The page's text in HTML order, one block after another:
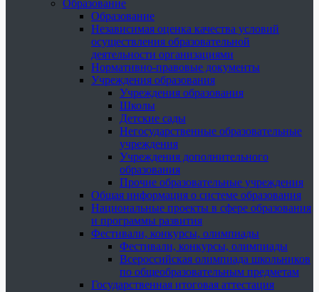
Образование
Образование
Независимая оценка качества условий
осуществления образовательной
деятельности организациями
Нормативно-правовые документы
Учреждения образования
Учреждения образования
Школы
Детские сады
Негосударственные образовательные
учреждения
Учреждения дополнительного
образования
Прочие образовательные учреждения
Общая информация о системе образования
Национальные проекты в сфере образования
и программы развития
Фестивали, конкурсы, олимпиады
Фестивали, конкурсы, олимпиады
Всероссийская олимпиада школьников
по общеобразовательным предметам
Государственная итоговая аттестация